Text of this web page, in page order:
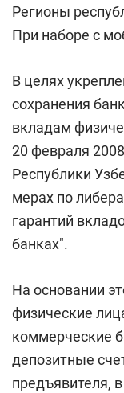
Регионы
При наборе с
В целях
сохранения
вкладам
20 февраля
Республики
мерах по
гарантий
банках".
На основании
физические
коммерческие
депозитные
предъявителя,